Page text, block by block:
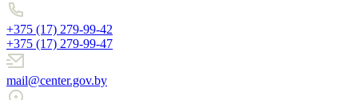
+375 (17) 279-99-42
+375 (17) 279-99-47
mail@center.gov.by